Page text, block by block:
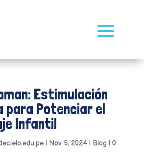
Estimulación
para Potenciar el
Infantil
| Nov 5, 2024| Blog| 0